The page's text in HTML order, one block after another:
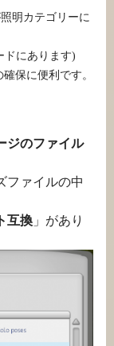
明カテゴリーに
ドにあります)
保に便利です。
ジのファイル
ファイルの中
互換 」があり